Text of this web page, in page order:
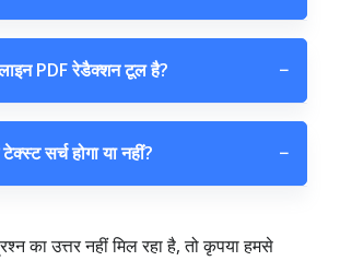
PDF रेडैक्शन टूल है? −
सर्च होगा या नहीं? −
का उत्तर नहीं मिल रहा है, तो कृपया हमसे